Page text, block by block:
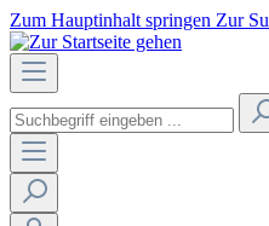
Zum Hauptinhalt springen Zur